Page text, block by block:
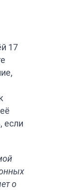
17
если
о